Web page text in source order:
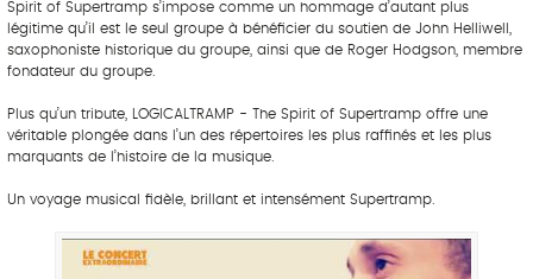
Spirit of Supertramp s’impose comme un hommage d’autant plus
légitime qu’il est le seul groupe à bénéficier du soutien de John Helliwell,
saxophoniste historique du groupe, ainsi que de Roger Hodgson, membre
fondateur du groupe.
Plus qu’un tribute, LOGICALTRAMP - The Spirit of Supertramp offre une
véritable plongée dans l’un des répertoires les plus raffinés et les plus
marquants de l’histoire de la musique.
Un voyage musical fidèle, brillant et intensément Supertramp.